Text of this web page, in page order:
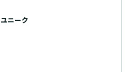
ユニーク